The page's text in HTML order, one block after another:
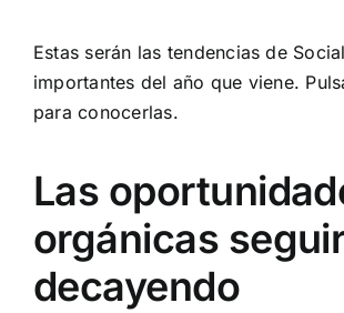
Estas serán las tendencias de
importantes del año que viene.
para conocerlas.
Las
orgánicas
decayendo